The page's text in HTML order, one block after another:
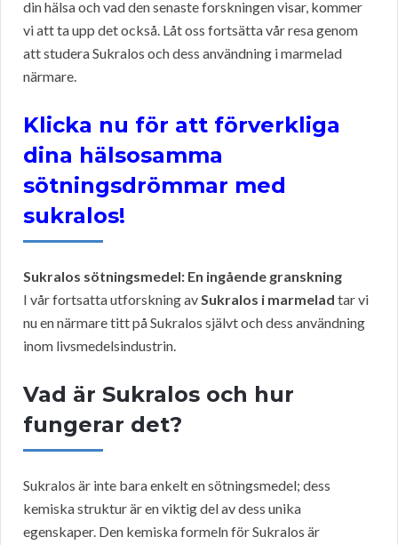
din hälsa och vad den senaste forskningen visar, kommer
vi att ta upp det också. Låt oss fortsätta vår resa genom
att studera Sukralos och dess användning i marmelad
närmare.
Klicka nu för att förverkliga
dina hälsosamma
sötningsdrömmar med
sukralos!
Sukralos sötningsmedel: En ingående granskning
I vår fortsatta utforskning avSukralos i marmelad tar vi
nu en närmare titt på Sukralos självt och dess användning
inom livsmedelsindustrin.
Vad är Sukralos och hur
fungerar det?
Sukralos är inte bara enkelt en sötningsmedel; dess
kemiska struktur är en viktig del av dess unika
egenskaper. Den kemiska formeln för Sukralos är